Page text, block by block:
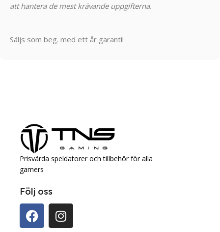
att hantera de mest krävande uppgifterna.
Säljs som beg. med ett år garanti!
Prisvärda speldatorer och tillbehör för alla
gamers
Följ oss